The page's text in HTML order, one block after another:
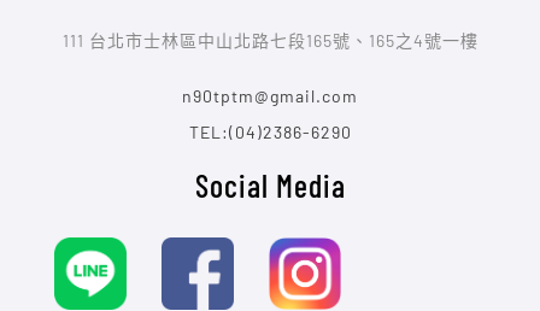
111 台北市士林區中山北路七段165號、165之4號一樓
n90tptm@gmail.com
TEL:(04)2386-6290
Social Media